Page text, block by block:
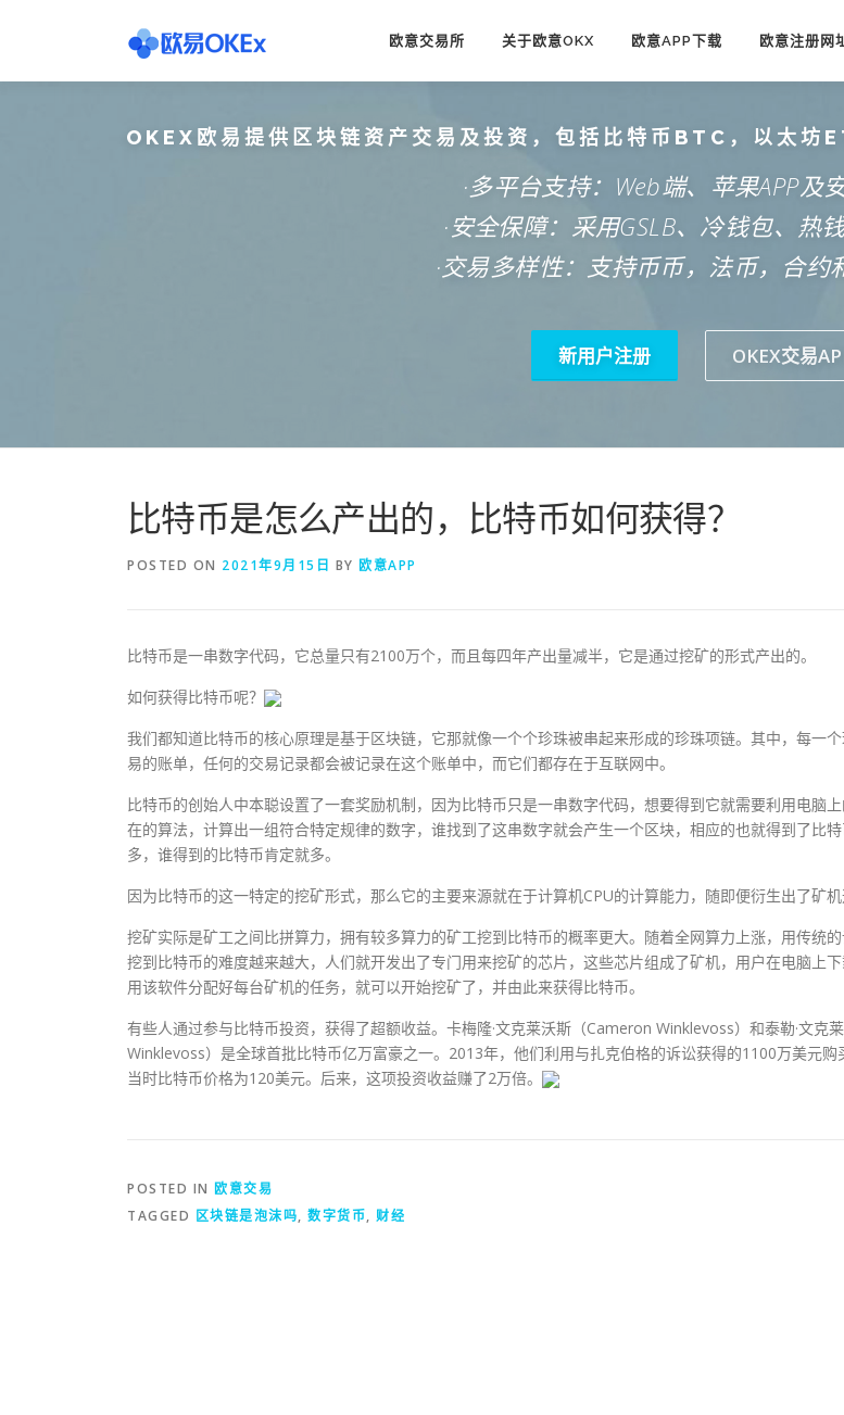
欧意交易所 关于欧意OKX 欧意APP下载 欧意注册网
OKEX欧易提供区块链资产交易及投资，包括比特币BTC，以太坊
·多平台支持：Web端、苹果APP及
·安全保障：采用GSLB、冷钱包、热
·交易多样性：支持币币，法币，合约
新用户注册 OKEX交易
比特币是怎么产出的，比特币如何获得？
POSTED ON 2021年9月15日 BY 欧意APP
比特币是一串数字代码，它总量只有2100万个，而且每四年产出量减半，它是通过挖矿的形式产出的。
如何获得比特币呢？
我们都知道比特币的核心原理是基于区块链，它那就像一个个珍珠被串起来形成的珍珠项链。其中，每一
易的账单，任何的交易记录都会被记录在这个账单中，而它们都存在于互联网中。
比特币的创始人中本聪设置了一套奖励机制，因为比特币只是一串数字代码，想要得到它就需要利用电脑
在的算法，计算出一组符合特定规律的数字，谁找到了这串数字就会产生一个区块，相应的也就得到了比
多，谁得到的比特币肯定就多。
因为比特币的这一特定的挖矿形式，那么它的主要来源就在于计算机CPU的计算能力，随即便衍生出了矿机
挖矿实际是矿工之间比拼算力，拥有较多算力的矿工挖到比特币的概率更大。随着全网算力上涨，用传统的
挖到比特币的难度越来越大，人们就开发出了专门用来挖矿的芯片，这些芯片组成了矿机，用户在电脑上下
用该软件分配好每台矿机的任务，就可以开始挖矿了，并由此来获得比特币。
有些人通过参与比特币投资，获得了超额收益。卡梅隆·文克莱沃斯（Cameron Winklevoss）和泰勒·文克
Winklevoss）是全球首批比特币亿万富豪之一。2013年，他们利用与扎克伯格的诉讼获得的1100万美元购
当时比特币价格为120美元。后来，这项投资收益赚了2万倍。
POSTED IN 欧意交易
TAGGED 区块链是泡沫吗, 数字货币, 财经